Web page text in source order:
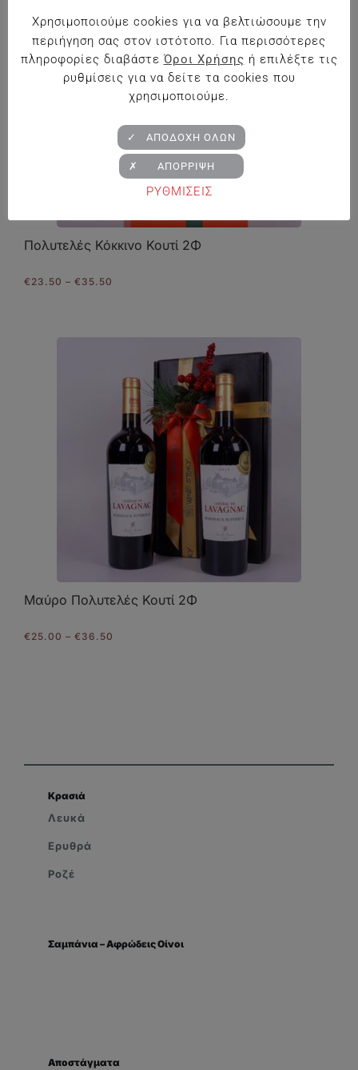
Πολυτελές Κόκκινο Κουτί 2Φ
€ 23.50 – € 35.50
€35.50
Μαύρο Πολυτελές Κουτί 2Φ
€ 25.00 – € 36.50
Κρασιά
Λευκά
Ερυθρά
Ροζέ
Σαμπάνια – Αφρώδεις Οίνοι
Αποστάγματα
Χρησιμοποιούμε cookies για να βελτιώσουμε την
περιήγηση σας στον ιστότοπο. Για περισσότερες
πληροφορίες διαβάστε Όροι Χρήσης ή επιλέξτε τις
ρυθμίσεις για να δείτε τα cookies που
χρησιμοποιούμε.
ΡΥΘΜΙΣΕΙΣ
✓ ΑΠΟΔΟΧΗ ΟΛΩΝ
✗ ΑΠΟΡΡΙΨΗ